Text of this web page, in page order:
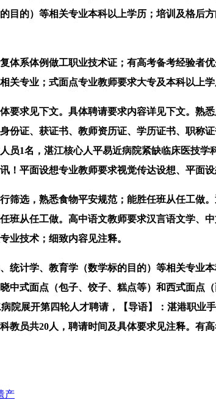
目的）等相关专业本科以上学历；培训及格后
系体例做工职业技术证；有高考备考经验者
关专业；式面点专业教师要求大专及本科以上
求见下文。具体聘请要求内容详见下文。熟
份证、获证书、教师资历证、学历证书、职称
员1名，湛江核心人平易近病院紧缺临床医技
！平面设想专业教师要求视觉传达设想、平面
选，熟悉食物平安规范；能胜任班从任工做
班从任工做。高中语文教师要求汉言语文学、
业技术；细致内容见注释。
计学、教育学（数学标的目的）等相关专业本
中式面点（包子、饺子、糕点等）和西式面点
院展开第四轮人才聘请，【导语】：湛港职业
教员共20人，聘请时间及具体要求见注释。有
产